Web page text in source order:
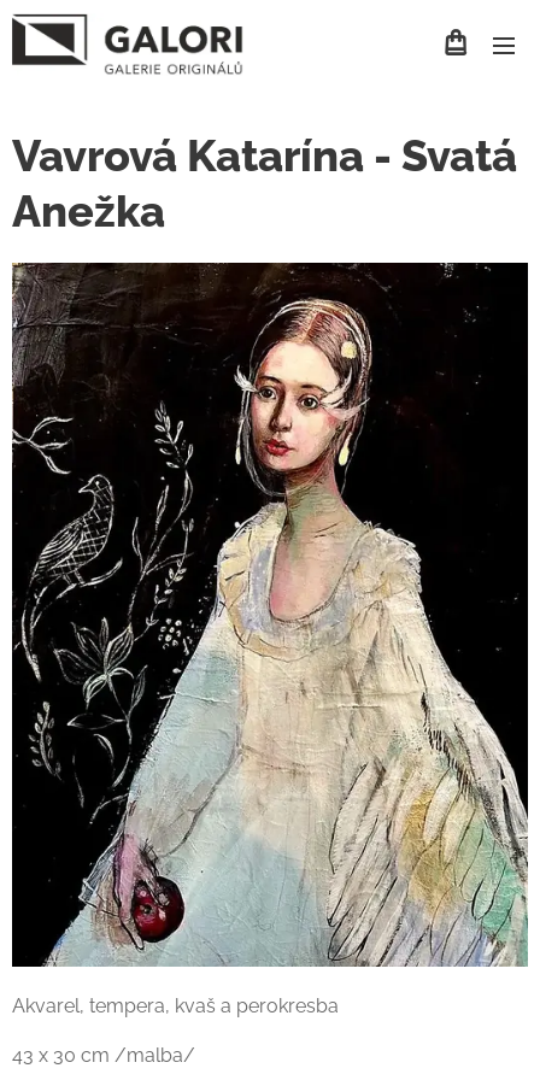
Vavrová Katarína - Svatá
Anežka
Akvarel, tempera, kvaš a perokresba
43 x 30 cm /malba/